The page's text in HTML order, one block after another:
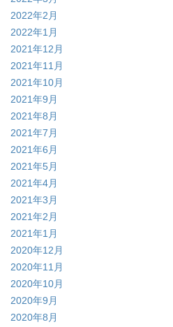
2022年2月
2022年1月
2021年12月
2021年11月
2021年10月
2021年9月
2021年8月
2021年7月
2021年6月
2021年5月
2021年4月
2021年3月
2021年2月
2021年1月
2020年12月
2020年11月
2020年10月
2020年9月
2020年8月